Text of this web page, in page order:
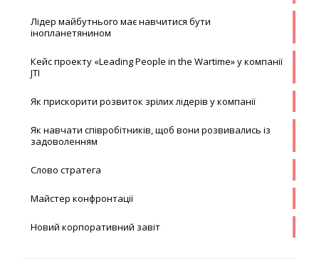
Лідер майбутнього має навчитися бути
інопланетянином
Кейс проекту «Leading People in the Wartime» у компанії
JTI
Як прискорити розвиток зрілих лідерів у компанії
Як навчати співробітників, щоб вони розвивались із
задоволенням
Слово стратега
Майстер конфронтації
Новий корпоративний завіт